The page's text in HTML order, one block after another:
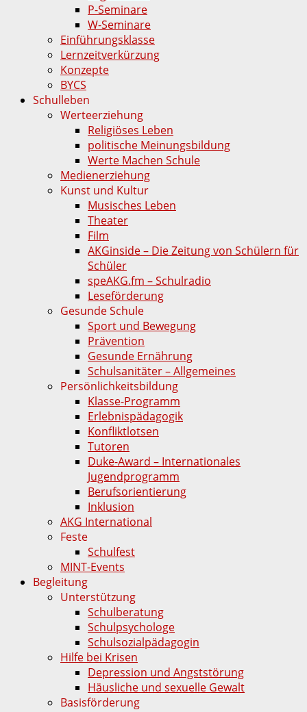
P-Seminare
W-Seminare
Einführungsklasse
Lernzeitverkürzung
Konzepte
BYCS
Schulleben
Werteerziehung
Religiöses Leben
politische Meinungsbildung
Werte Machen Schule
Medienerziehung
Kunst und Kultur
Musisches Leben
Theater
Film
AKGinside – Die Zeitung von Schülern für
Schüler
speAKG.fm – Schulradio
Leseförderung
Gesunde Schule
Sport und Bewegung
Prävention
Gesunde Ernährung
Schulsanitäter – Allgemeines
Persönlichkeitsbildung
Klasse-Programm
Erlebnispädagogik
Konfliktlotsen
Tutoren
Duke-Award – Internationales
Jugendprogramm
Berufsorientierung
Inklusion
AKG International
Feste
Schulfest
MINT-Events
Begleitung
Unterstützung
Schulberatung
Schulpsychologe
Schulsozialpädagogin
Hilfe bei Krisen
Depression und Angststörung
Häusliche und sexuelle Gewalt
Basisförderung